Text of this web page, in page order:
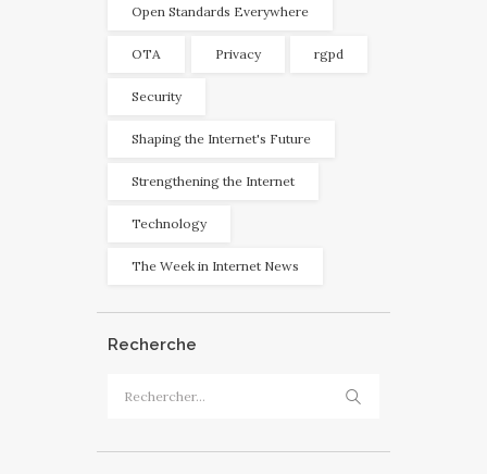
Open Standards Everywhere
OTA Privacy rgpd
Security
Shaping the Internet's Future
Strengthening the Internet
Technology
The Week in Internet News
Recherche